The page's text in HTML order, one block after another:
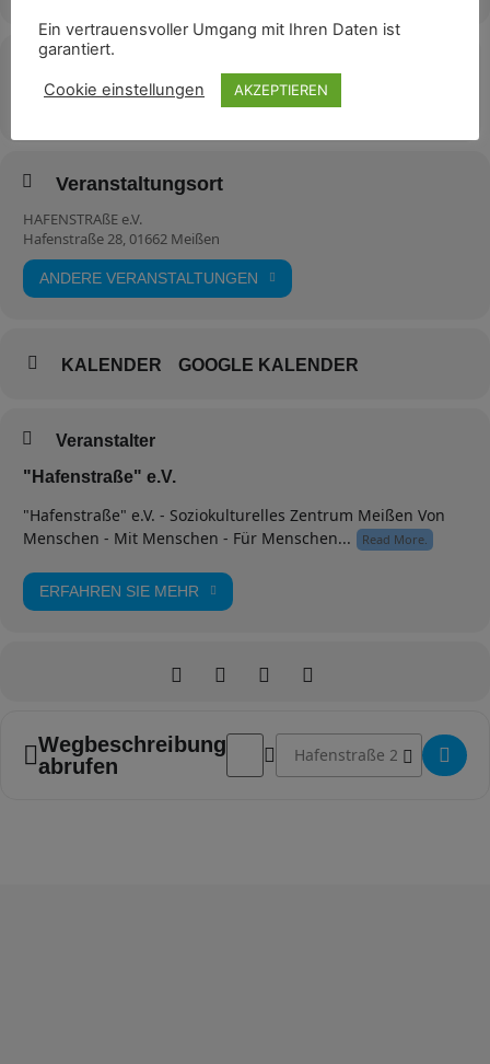
Live und online, am Sa., 15.05.2021, 20:00 Uhr aus dem
„Hafenstraße“ e.V. in Meißen.
Hier!
Autor, Text- und Bilddesign
15. Mai 202120:00-22:00 (GMT+02:00)
Veranstaltungsort
HAFENSTRAßE e.V.
Hafenstraße 28, 01662 Meißen
ANDERE VERANSTALTUNGEN
KALENDER GOOGLE KALENDER
Veranstalter
"Hafenstraße" e.V.
"Hafenstraße" e.V. - Soziokulturelles Zentrum Meißen Von
Menschen - Mit Menschen - Für Menschen...
Read More.
ERFAHREN SIE MEHR
Wegbeschreibung
abrufen
Adresse - "GOLD,N’delicious"
Zieladresse -
Ein vertrauensvoller Umgang mit Ihren Daten ist
garantiert.
Cookie einstellungen AKZEPTIEREN